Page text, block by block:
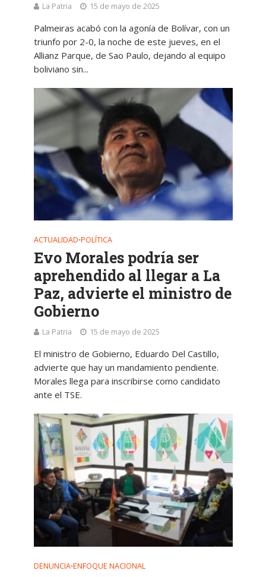
La Patria 15 de mayo de 2025
Palmeiras acabó con la agonía de Bolívar, con un
triunfo por 2-0, la noche de este jueves, en el
Allianz Parque, de Sao Paulo, dejando al equipo
boliviano sin...
ACTUALIDAD•POLÍTICA
Evo Morales podría ser
aprehendido al llegar a La
Paz, advierte el ministro de
Gobierno
La Patria 15 de mayo de 2025
El ministro de Gobierno, Eduardo Del Castillo,
advierte que hay un mandamiento pendiente.
Morales llega para inscribirse como candidato
ante el TSE.
DENUNCIA•ENFOQUE NACIONAL